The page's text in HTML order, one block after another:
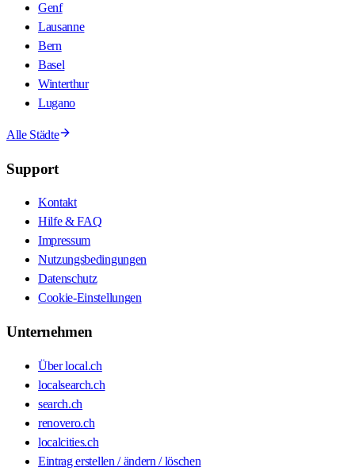
Genf
Lausanne
Bern
Basel
Winterthur
Lugano
Alle Städte
Support
Kontakt
Hilfe & FAQ
Impressum
Nutzungsbedingungen
Datenschutz
Cookie-Einstellungen
Unternehmen
Über local.ch
localsearch.ch
search.ch
renovero.ch
localcities.ch
Eintrag erstellen / ändern / löschen